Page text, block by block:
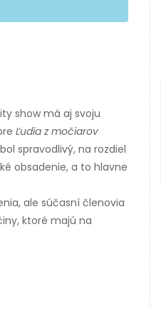
show má aj svoju
Ľudia z močiarov
spravodlivý, na rozdiel
obsadenie, a to hlavne
ale súčasní členovia
ktoré majú na